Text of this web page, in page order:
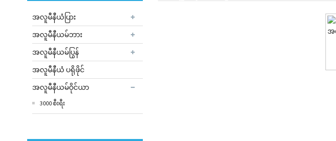
အလူမီနီယံပြား
အလူမီနီယမ်ဘား
အလူမီနီယမ်ပြွန်
အလူမီနီယံ ပရိုဖိုင်
အလူမီနီယမ်ဝိုင်ယာ
3000 စီးရီး